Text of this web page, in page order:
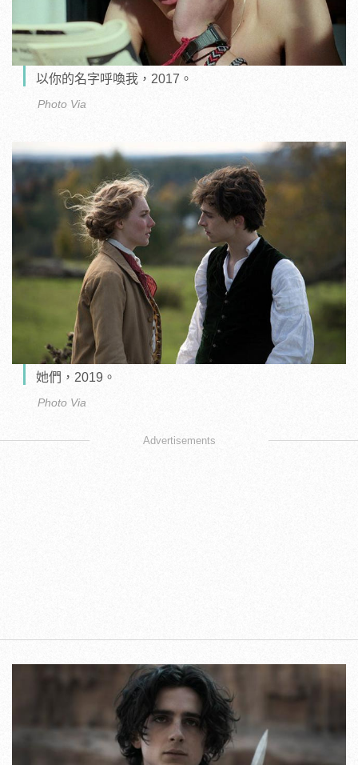
以你的名字呼喚我，2017。
Photo Via
她們，2019。
Photo Via
Advertisements